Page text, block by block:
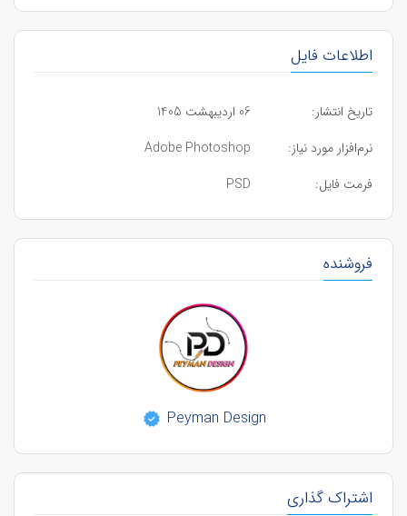
اطلاعات فایل
تاریخ انتشار:
06 اردیبهشت 1405
نرم‌افزار مورد نیاز:
Adobe Photoshop
فرمت فایل:
PSD
فروشنده
Peyman Design
اشتراک گذاری